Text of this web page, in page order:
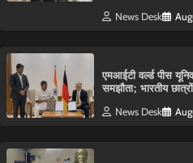
News Desk
एमआईटी वर्ल्ड पीस
समझौता; भारतीय
News Desk